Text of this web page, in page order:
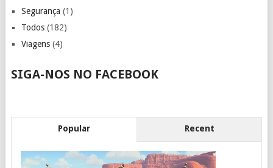
Segurança (1)
Todos(182)
Viagens(4)
SIGA-NOS NO FACEBOOK
Popular Recent